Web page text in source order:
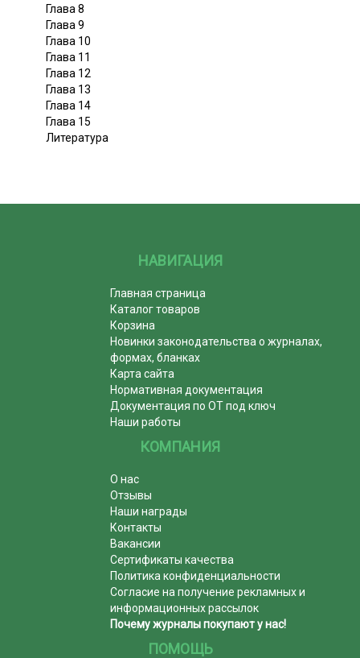
Глава 8
Глава 9
Глава 10
Глава 11
Глава 12
Глава 13
Глава 14
Глава 15
Литература
НАВИГАЦИЯ
Главная страница
Каталог товаров
Корзина
Новинки законодательства о журналах,
формах, бланках
Карта сайта
Нормативная документация
Документация по ОТ под ключ
Наши работы
КОМПАНИЯ
О нас
Отзывы
Наши награды
Контакты
Вакансии
Сертификаты качества
Политика конфиденциальности
Согласие на получение рекламных и
информационных рассылок
Почему журналы покупают у нас!
ПОМОЩЬ